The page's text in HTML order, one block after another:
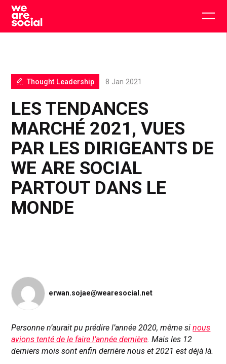
Skip
content
LES TENDANCES
MARCHÉ 2021, VUES
PAR LES DIRIGEANTS DE
WE ARE SOCIAL
PARTOUT DANS LE
MONDE
Thought Leadership 8 Jan 2021
erwan.sojae@wearesocial.net
Personne n’aurait pu prédire l’année 2020, même sinous
avions tenté de le faire l’année dernière. Mais les 12
derniers mois sont enfin derrière nous et 2021 est déjà là.